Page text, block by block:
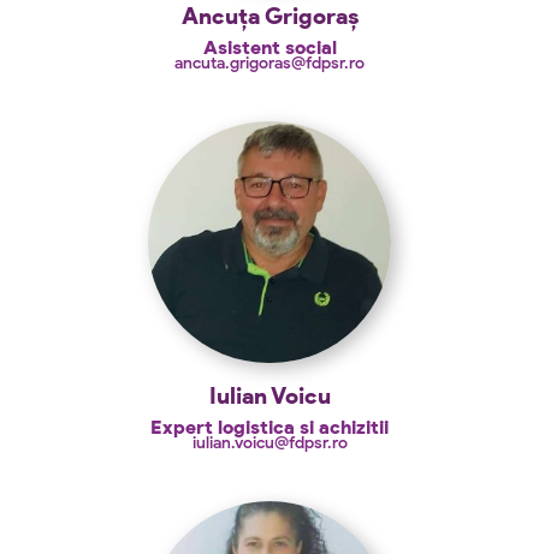
Ancuța Grigoraș
Asistent social
ancuta.grigoras@fdpsr.ro
Iulian Voicu
Expert logistica si achizitii
iulian.voicu@fdpsr.ro